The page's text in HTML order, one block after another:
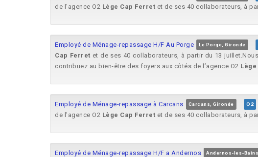
de l'agence O2 Lège Cap Ferret et de ses 40 collaborateurs, à
Employé de Ménage-repassage H/F Au Porge Le Porge, Gironde
Cap Ferret et de ses 40 collaborateurs, à partir du 13
contribuez au bien-être des foyers aux côtés de l’agence O2 Lège
Employé de Ménage-repassage à Carcans Carcans, Gironde O2
de l'agence O2 Lège Cap Ferret et de ses 40 collaborateurs, à
Employé de Ménage-repassage H/F a Andernos Andernos-les-